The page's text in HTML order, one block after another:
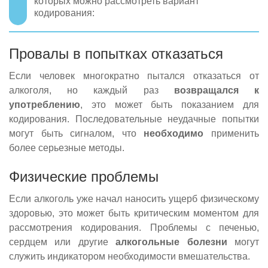
кодирования:
Провалы в попытках отказаться
Если человек многократно пытался отказаться от
алкоголя, но каждый раз возвращался к
употреблению, это может быть показанием для
кодирования. Последовательные неудачные попытки
могут быть сигналом, что необходимо применить
более серьезные методы.
Физические проблемы
Если алкоголь уже начал наносить ущерб физическому
здоровью, это может быть критическим моментом для
рассмотрения кодирования. Проблемы с печенью,
сердцем или другиеалкогольные болезни могут
служить индикатором необходимости вмешательства.